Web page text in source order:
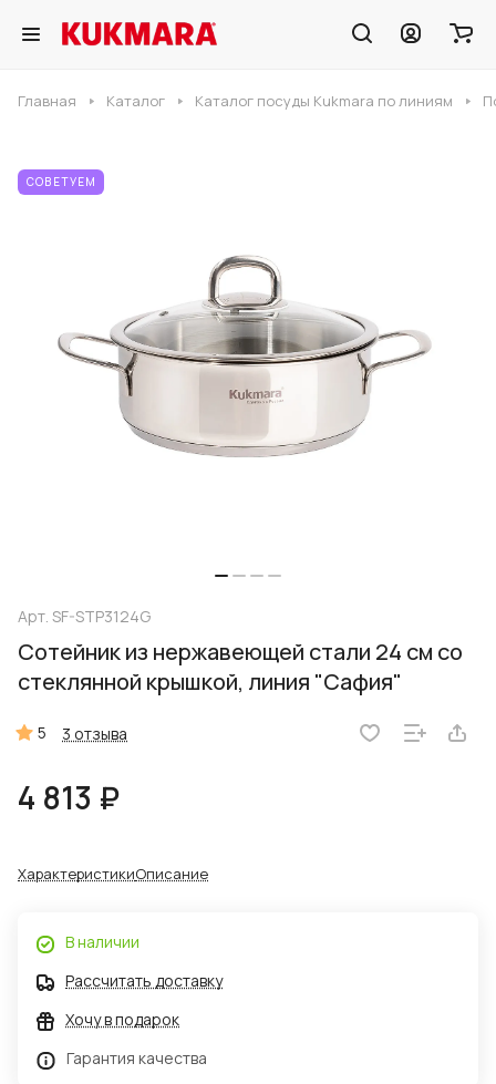
Главная Каталог Каталог посуды Kukmara по линиям
СОВЕТУЕМ
Арт. SF-STP3124G
Сотейник из нержавеющей стали 24 см со
стеклянной крышкой, линия "Сафия"
5 3 отзыва
4 813 ₽
ХарактеристикиОписание
В наличии
Рассчитать доставку
Хочу в подарок
Гарантия качества